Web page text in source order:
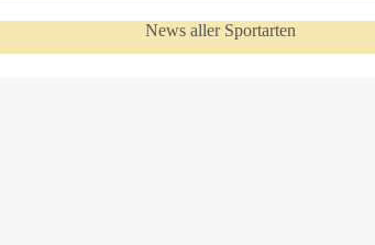
News aller Sportarten